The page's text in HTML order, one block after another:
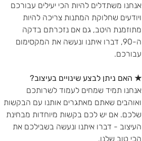
אנחנו משתדלים להיות הכי יעילים עבורכם
ויודעים שחלוקת המתנות צריכה להיות
מתוזמנת היטב, גם אם נזכרתם בדקה
ה-90, דברו איתנו ונעשה את המקסימום
עבורכם.
★ האם ניתן לבצע שינויים בעיצוב?
אנחנו תמיד שמחים לעמוד לשרותכם
ואוהבים שאתם מאתגרים אותנו עם הבקשות
שלכם. אם יש לכם בקשות מיוחדות מבחינת
העיצוב - דברו איתנו ונעשה בשבילכם את
הכי טוב שלנו.